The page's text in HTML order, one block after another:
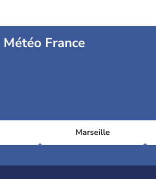
Météo France
Marseille